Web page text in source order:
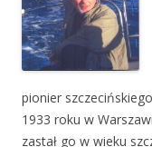
pionier
1933 roku w
zastał go w wieku